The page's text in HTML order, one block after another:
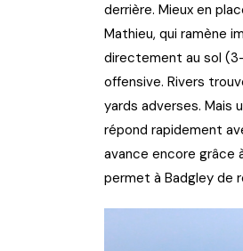
derrière. Mieux en
Mathieu, qui ramène
directement au sol
offensive. Rivers
yards adverses. Mais
répond rapidement
avance encore grâce
permet à Badgley de